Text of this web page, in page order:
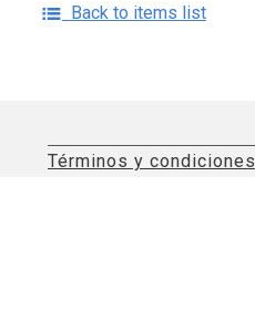
Back to items list
Términos y condiciones